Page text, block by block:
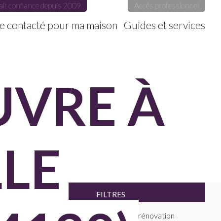
confiance depuis 2009 Accès professionnel
contacté pour ma maison Guides et services
À
FILTRES
Maitres D'oeuvre faisant de la rénovation